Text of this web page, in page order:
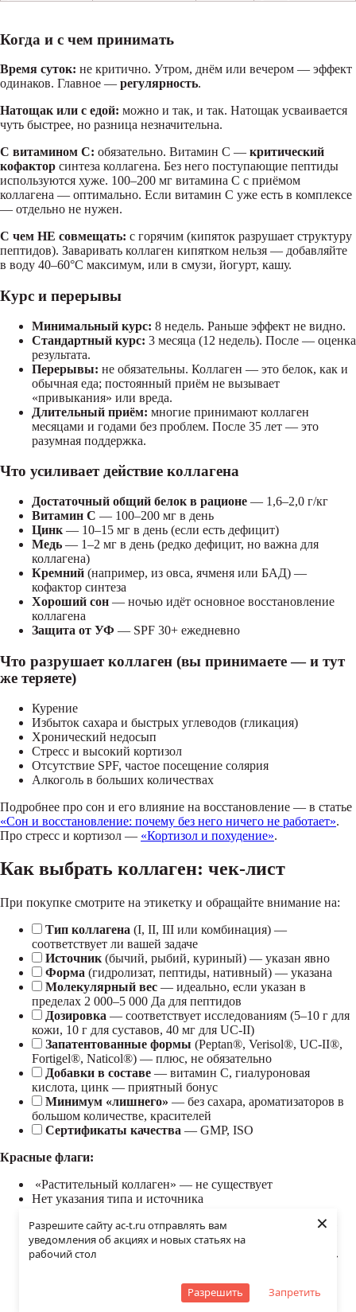
Разрешите сайту ac-t.ru отправлять вам
уведомления об акциях и новых статьях на
рабочий стол
Запретить
Разрешить
×
Когда и с чем принимать
Время суток: не критично. Утром, днём или вечером — эффект
одинаков. Главное — регулярность.
Натощак или с едой: можно и так, и так. Натощак усваивается
чуть быстрее, но разница незначительна.
С витамином C: обязательно. Витамин C — критический
кофактор синтеза коллагена. Без него поступающие пептиды
используются хуже. 100–200 мг витамина C с приёмом
коллагена — оптимально. Если витамин С уже есть в комплексе
— отдельно не нужен.
С чем НЕ совмещать: с горячим (кипяток разрушает структуру
пептидов). Заваривать коллаген кипятком нельзя — добавляйте
в воду 40–60°C максимум, или в смузи, йогурт, кашу.
Курс и перерывы
Минимальный курс: 8 недель. Раньше эффект не видно.
Стандартный курс: 3 месяца (12 недель). После — оценка
результата.
Перерывы: не обязательны. Коллаген — это белок, как и
обычная еда; постоянный приём не вызывает
«привыкания» или вреда.
Длительный приём: многие принимают коллаген
месяцами и годами без проблем. После 35 лет — это
разумная поддержка.
Что усиливает действие коллагена
Достаточный общий белок в рационе — 1,6–2,0 г/кг
Витамин C — 100–200 мг в день
Цинк — 10–15 мг в день (если есть дефицит)
Медь — 1–2 мг в день (редко дефицит, но важна для
коллагена)
Кремний (например, из овса, ячменя или БАД) —
кофактор синтеза
Хороший сон — ночью идёт основное восстановление
коллагена
Защита от УФ — SPF 30+ ежедневно
Что разрушает коллаген (вы принимаете — и тут
же теряете)
Курение
Избыток сахара и быстрых углеводов (гликация)
Хронический недосып
Стресс и высокий кортизол
Отсутствие SPF, частое посещение солярия
Алкоголь в больших количествах
Подробнее про сон и его влияние на восстановление — в статье
«Сон и восстановление: почему без него ничего не работает».
Про стресс и кортизол — «Кортизол и похудение».
Как выбрать коллаген: чек-лист
При покупке смотрите на этикетку и обращайте внимание на:
Тип коллагена (I, II, III или комбинация) —
соответствует ли вашей задаче
Источник (бычий, рыбий, куриный) — указан явно
Форма (гидролизат, пептиды, нативный) — указана
Молекулярный вес — идеально, если указан в
пределах 2 000–5 000 Да для пептидов
Дозировка — соответствует исследованиям (5–10 г для
кожи, 10 г для суставов, 40 мг для UC-II)
Запатентованные формы (Peptan®, Verisol®, UC-II®,
Fortigel®, Naticol®) — плюс, не обязательно
Добавки в составе — витамин C, гиалуроновая
кислота, цинк — приятный бонус
Минимум «лишнего» — без сахара, ароматизаторов в
большом количестве, красителей
Сертификаты качества — GMP, ISO
Красные флаги:
«Растительный коллаген» — не существует
Нет указания типа и источника
Дозировка меньше 2,5 г для кожи или меньше 40 мг для
UC-II
Подозрительно низкая цена при «премиум-маркетинге»